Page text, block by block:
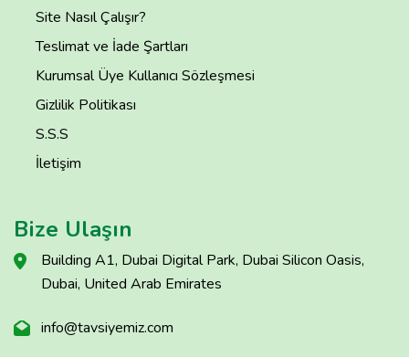
Site Nasıl Çalışır?
Teslimat ve İade Şartları
Kurumsal Üye Kullanıcı Sözleşmesi
Gizlilik Politikası
S.S.S
İletişim
Bize Ulaşın
Building A1, Dubai Digital Park, Dubai Silicon Oasis,
Dubai, United Arab Emirates
info@tavsiyemiz.com